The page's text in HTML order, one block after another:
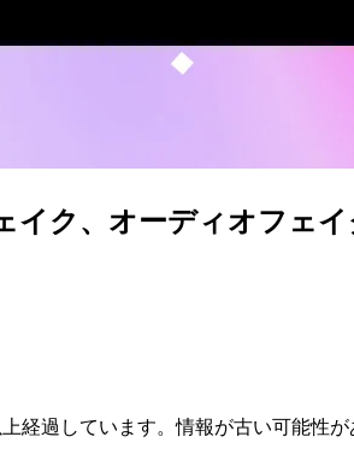
イク、オーディオフェ
経過しています。情報が古い可能性が